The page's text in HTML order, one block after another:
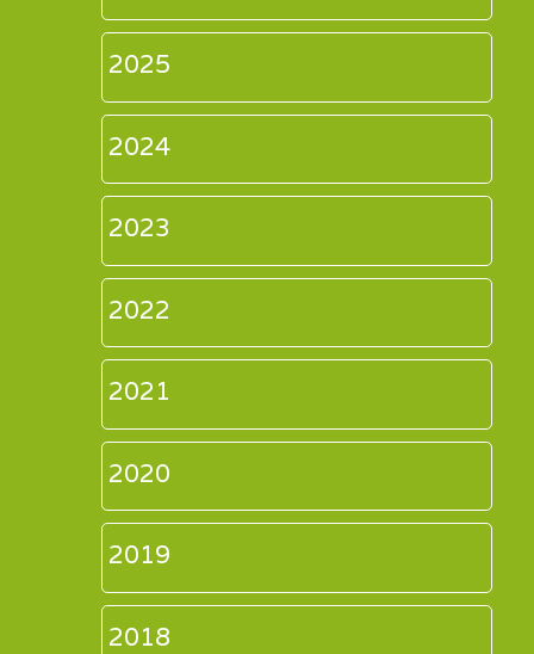
2025
2024
2023
2022
2021
2020
2019
2018